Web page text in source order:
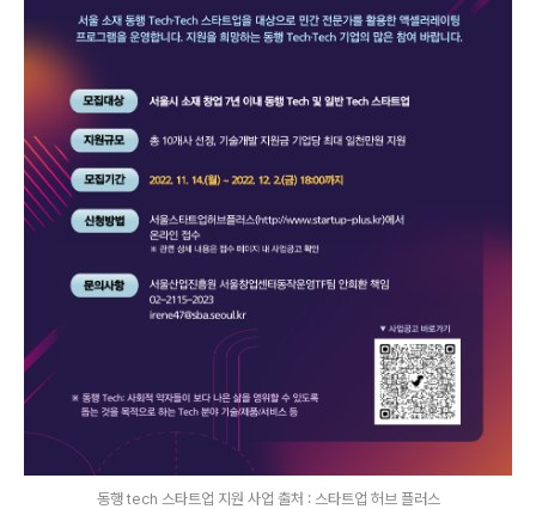
동행 tech 스타트업 지원 사업 출처 : 스타트업 허브 플러스